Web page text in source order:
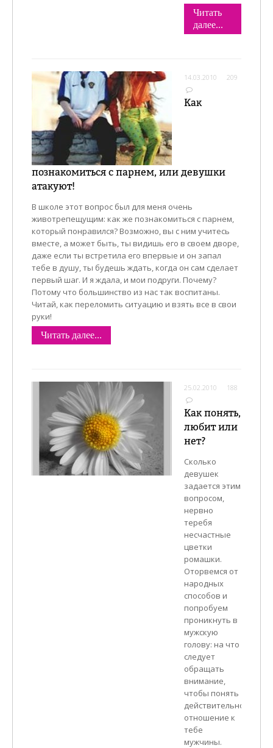
Читать
далее...
14.03.2010 209
Как
познакомиться с парнем, или девушки
атакуют!
В школе этот вопрос был для меня очень
животрепещущим: как же познакомиться с парнем,
который понравился? Возможно, вы с ним учитесь
вместе, а может быть, ты видишь его в своем дворе,
даже если ты встретила его впервые и он запал
тебе в душу, ты будешь ждать, когда он сам сделает
первый шаг. И я ждала, и мои подруги. Почему?
Потому что большинство из нас так воспитаны.
Читай, как переломить ситуацию и взять все в свои
руки!
Читать далее...
25.02.2010 188
Как понять,
любит или
нет?
Сколько
девушек
задается этим
вопросом,
нервно
теребя
несчастные
цветки
ромашки.
Оторвемся от
народных
способов и
попробуем
проникнуть в
мужскую
голову: на что
следует
обращать
внимание,
чтобы понять
действительное
отношение к
тебе
мужчины.